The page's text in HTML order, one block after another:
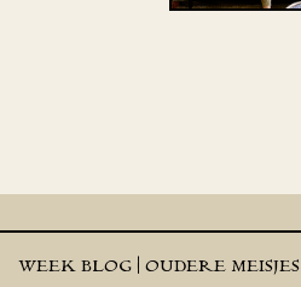
WEEK BLOG | OUDERE MEISJES |